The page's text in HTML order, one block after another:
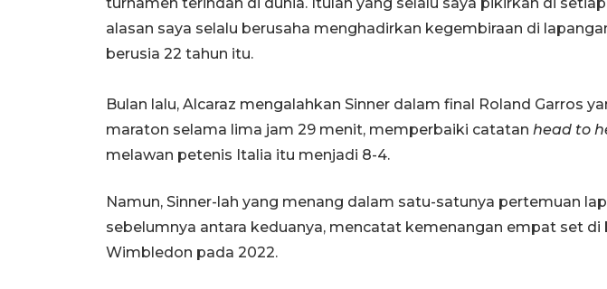
alasan saya selalu berusaha menghadirkan kegembiraan di
berusia 22 tahun itu.
Bulan lalu, Alcaraz mengalahkan Sinner dalam final Roland Garros
maraton selama lima jam 29 menit, memperbaiki catatan head to
melawan petenis Italia itu menjadi 8-4.
Namun, Sinner-lah yang menang dalam satu-satunya pertemuan
sebelumnya antara keduanya, mencatat kemenangan empat set
Wimbledon pada 2022.